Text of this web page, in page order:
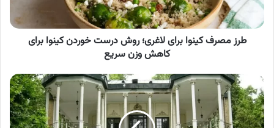
کینوا
سریع
طرز مصرف کینوا برای لاغری؛ روش درست خوردن کینوا برای
کاهش وزن سریع
موزه
های
تهران
تعطیل